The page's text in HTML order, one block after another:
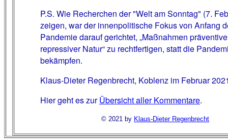
P.S. Wie Recherchen der "Welt am Sonntag" (7.
zeigen, war der innenpolitische Fokus von Anfang
Pandemie darauf gerichtet, „Maßnahmen
repressiver Natur“ zu rechtfertigen, statt die
bekämpfen.
Klaus-Dieter Regenbrecht, Koblenz im Februar
Hier geht es zurÜbersicht aller Kommentare.
© 2021 by Klaus-Dieter Regenbrecht